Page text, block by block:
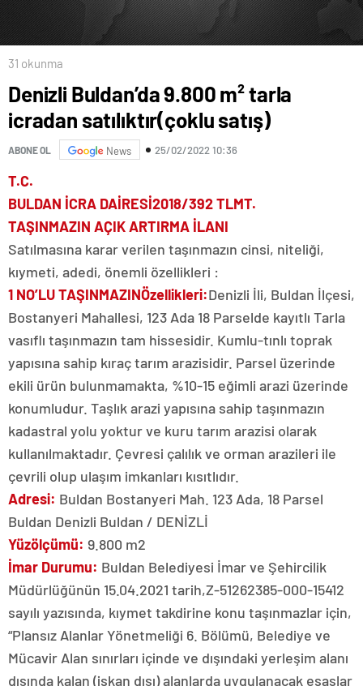
31 okunma
Denizli Buldan’da 9.800 m² tarla
icradan satılıktır(çoklu satış)
ABONE OL News 25/02/2022 10:36
T.C.
BULDAN İCRA DAİRESİ2018/392 TLMT.
TAŞINMAZIN AÇIK ARTIRMA İLANI
Satılmasına karar verilen taşınmazın cinsi, niteliği,
kıymeti, adedi, önemli özellikleri :
1 NO’LU TAŞINMAZINÖzellikleri:Denizli İli, Buldan İlçesi,
Bostanyeri Mahallesi, 123 Ada 18 Parselde kayıtlı Tarla
vasıflı taşınmazın tam hissesidir. Kumlu-tınlı toprak
yapısına sahip kıraç tarım arazisidir. Parsel üzerinde
ekili ürün bulunmamakta, %10-15 eğimli arazi üzerinde
konumludur. Taşlık arazi yapısına sahip taşınmazın
kadastral yolu yoktur ve kuru tarım arazisi olarak
kullanılmaktadır. Çevresi çalılık ve orman arazileri ile
çevrili olup ulaşım imkanları kısıtlıdır.
Adresi: Buldan Bostanyeri Mah. 123 Ada, 18 Parsel
Buldan Denizli Buldan / DENİZLİ
Yüzölçümü: 9.800 m2
İmar Durumu: Buldan Belediyesi İmar ve Şehircilik
Müdürlüğünün 15.04.2021 tarih,Z-51262385-000-15412
sayılı yazısında, kıymet takdirine konu taşınmazlar için,
“Plansız Alanlar Yönetmeliği 6. Bölümü, Belediye ve
Mücavir Alan sınırları içinde ve dışındaki yerleşim alanı
dışında kalan (iskan dışı) alanlarda uygulanacak esaslar